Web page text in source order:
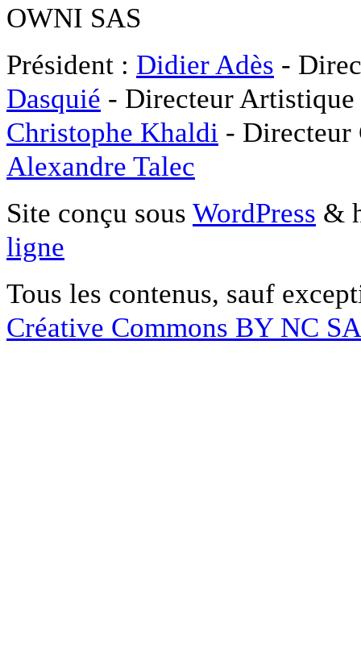
OWNI SAS
Président : Didier Adès -
Dasquié - Directeur
Christophe Khaldi -
Alexandre Talec
Site conçu sous WordPress &
ligne
Tous les contenus, sauf
Créative Commons BY NC SA